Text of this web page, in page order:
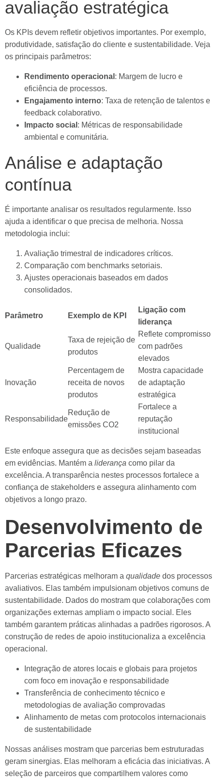
avaliação estratégica
Os KPIs devem refletir objetivos importantes. Por exemplo,
produtividade, satisfação do cliente e sustentabilidade. Veja
os principais parâmetros:
Rendimento operacional : Margem de lucro e
eficiência de processos.
Engajamento interno: Taxa de retenção de talentos e
feedback colaborativo.
Impacto social : Métricas de responsabilidade
ambiental e comunitária.
Análise e adaptação
contínua
É importante analisar os resultados regularmente. Isso
ajuda a identificar o que precisa de melhoria. Nossa
metodologia inclui:
Avaliação trimestral de indicadores críticos.
Comparação com benchmarks setoriais.
Ajustes operacionais baseados em dados
consolidados.
Parâmetro Exemplo de KPI
Ligação com
liderança
Qualidade
Taxa de rejeição de
produtos
Reflete compromisso
com padrões
elevados
Inovação
Percentagem de
receita de novos
produtos
Mostra capacidade
de adaptação
estratégica
Responsabilidade
Redução de
emissões CO2
Fortalece a
reputação
institucional
Este enfoque assegura que as decisões sejam baseadas
em evidências. Mantém a liderança como pilar da
excelência. A transparência nestes processos fortalece a
confiança de stakeholders e assegura alinhamento com
objetivos a longo prazo.
Desenvolvimento de
Parcerias Eficazes
Parcerias estratégicas melhoram a qualidade dos processos
avaliativos. Elas também impulsionam objetivos comuns de
sustentabilidade. Dados do mostram que colaborações com
organizações externas ampliam o impacto social. Eles
também garantem práticas alinhadas a padrões rigorosos. A
construção de redes de apoio institucionaliza a excelência
operacional.
Integração de atores locais e globais para projetos
com foco em inovação e responsabilidade
Transferência de conhecimento técnico e
metodologias de avaliação comprovadas
Alinhamento de metas com protocolos internacionais
de sustentabilidade
Nossas análises mostram que parcerias bem estruturadas
geram sinergias. Elas melhoram a eficácia das iniciativas. A
seleção de parceiros que compartilhem valores como